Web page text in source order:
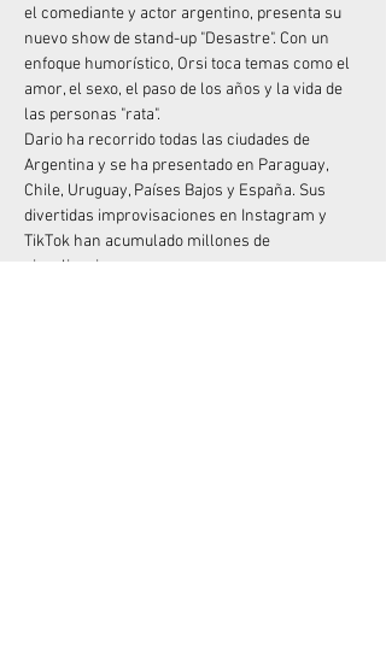
el comediante y actor argentino, presenta su
nuevo show de stand-up "Desastre". Con un
enfoque humorístico, Orsi toca temas como el
amor, el sexo, el paso de los años y la vida de
las personas "rata".
Dario ha recorrido todas las ciudades de
Argentina y se ha presentado en Paraguay,
Chile, Uruguay, Países Bajos y España. Sus
divertidas improvisaciones en Instagram y
TikTok han acumulado millones de
visualizaciones.